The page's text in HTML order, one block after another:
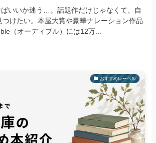
いいか迷う…。話題作だけじゃなくて、自
けたい。本屋大賞や豪華ナレーション作品
（オーディブル）には12万...
おすすめレーベル